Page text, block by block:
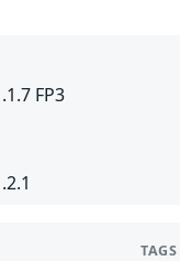
FP3
TAGS